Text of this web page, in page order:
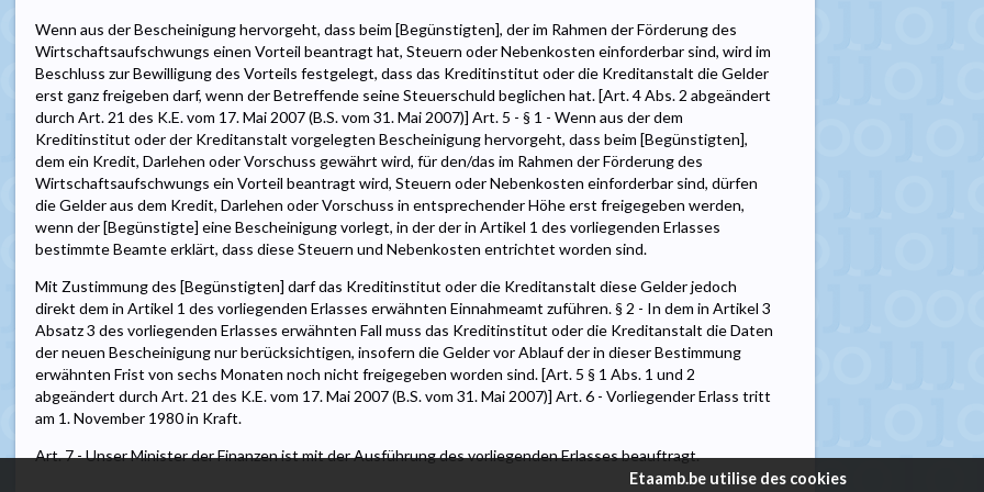
Wenn aus der Bescheinigung hervorgeht, dass beim [Begünstigten], der im Rahmen der Förderung des
Wirtschaftsaufschwungs einen Vorteil beantragt hat, Steuern oder Nebenkosten einforderbar sind, wird im
Beschluss zur Bewilligung des Vorteils festgelegt, dass das Kreditinstitut oder die Kreditanstalt die Gelder
erst ganz freigeben darf, wenn der Betreffende seine Steuerschuld beglichen hat. [Art. 4 Abs. 2 abgeändert
durch Art. 21 des K.E. vom 17. Mai 2007 (B.S. vom 31. Mai 2007)] Art. 5 - § 1 - Wenn aus der dem
Kreditinstitut oder der Kreditanstalt vorgelegten Bescheinigung hervorgeht, dass beim [Begünstigten],
dem ein Kredit, Darlehen oder Vorschuss gewährt wird, für den/das im Rahmen der Förderung des
Wirtschaftsaufschwungs ein Vorteil beantragt wird, Steuern oder Nebenkosten einforderbar sind, dürfen
die Gelder aus dem Kredit, Darlehen oder Vorschuss in entsprechender Höhe erst freigegeben werden,
wenn der [Begünstigte] eine Bescheinigung vorlegt, in der der in Artikel 1 des vorliegenden Erlasses
bestimmte Beamte erklärt, dass diese Steuern und Nebenkosten entrichtet worden sind.
Mit Zustimmung des [Begünstigten] darf das Kreditinstitut oder die Kreditanstalt diese Gelder jedoch
direkt dem in Artikel 1 des vorliegenden Erlasses erwähnten Einnahmeamt zuführen. § 2 - In dem in Artikel 3
Absatz 3 des vorliegenden Erlasses erwähnten Fall muss das Kreditinstitut oder die Kreditanstalt die Daten
der neuen Bescheinigung nur berücksichtigen, insofern die Gelder vor Ablauf der in dieser Bestimmung
erwähnten Frist von sechs Monaten noch nicht freigegeben worden sind. [Art. 5 § 1 Abs. 1 und 2
abgeändert durch Art. 21 des K.E. vom 17. Mai 2007 (B.S. vom 31. Mai 2007)] Art. 6 - Vorliegender Erlass tritt
am 1. November 1980 in Kraft.
Art. 7 - Unser Minister der Finanzen ist mit der Ausführung des vorliegenden Erlasses beauftragt.
Etaamb.be utilise des cookies